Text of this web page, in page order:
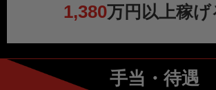
1,380万円以上稼げ
手当・待遇